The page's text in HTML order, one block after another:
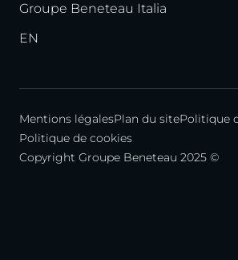
Groupe Beneteau Italia
EN
Mentions légalesPlan du sitePolitique
Politique de cookies
Copyright Groupe Beneteau 2025 ©